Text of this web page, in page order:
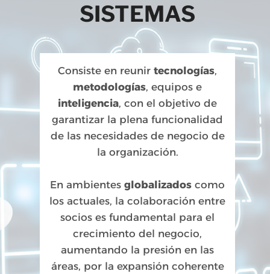
SISTEMAS
Consiste en reunir tecnologías,
metodologías, equipos e
inteligencia, con el objetivo de
garantizar la plena funcionalidad
de las necesidades de negocio de
la organización.
En ambientes globalizados como
los actuales, la colaboración entre
socios es fundamental para el
crecimiento del negocio,
aumentando la presión en las
áreas, por la expansión coherente